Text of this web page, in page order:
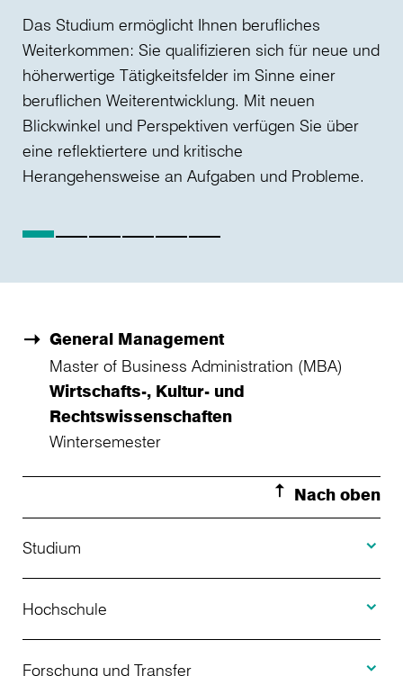
Das Studium ermöglicht Ihnen berufliches
Weiterkommen: Sie qualifizieren sich für neue und
höherwertige Tätigkeitsfelder im Sinne einer
beruflichen Weiterentwicklung. Mit neuen
Blickwinkel und Perspektiven verfügen Sie über
eine reflektiertere und kritische
Herangehensweise an Aufgaben und Probleme.
General Management
Master of Business Administration (MBA)
Wirtschafts-, Kultur- und
Rechtswissenschaften
Wintersemester
Nach oben
Studium
Studienangebot
Bewerbung
Hochschule
Über uns
Forschung und Transfer